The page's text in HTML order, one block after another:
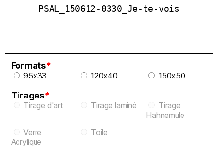
PSAL_150612-0330_Je-te-vois
Formats*
95x33 120x40 150x50
Tirages*
Tirage d'art Tirage laminé
Tirage
Hahnemule
Verre
Acrylique
Toile